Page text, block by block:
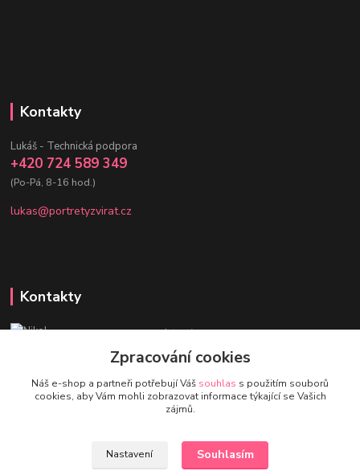
Kontakty
Lukáš - Technická podpora
+420 724 589 349
(Po-Pá, 8-16 hod.)
lukas@portretyzvirat.cz
Kontakty
Nikol - Srdce Portrétů zvířat
+420 736 432 678
(Po-Pá, 8-16 hod.)
eshop@portretyzvirat.cz
Zpracování cookies
Náš e-shop a partneři potřebují Váš souhlas s použitím souborů
cookies, aby Vám mohli zobrazovat informace týkající se Vašich
zájmů.
Nastavení Souhlasím